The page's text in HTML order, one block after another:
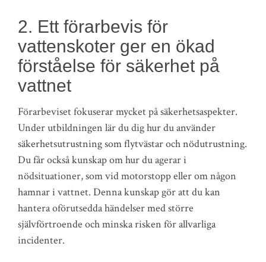
2. Ett förarbevis för
vattenskoter ger en ökad
förståelse för säkerhet på
vattnet
Förarbeviset fokuserar mycket på säkerhetsaspekter.
Under utbildningen lär du dig hur du använder
säkerhetsutrustning som flytvästar och nödutrustning.
Du får också kunskap om hur du agerar i
nödsituationer, som vid motorstopp eller om någon
hamnar i vattnet. Denna kunskap gör att du kan
hantera oförutsedda händelser med större
självförtroende och minska risken för allvarliga
incidenter.